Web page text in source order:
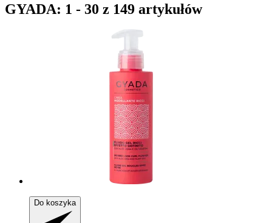
GYADA: 1 - 30 z 149 artykułów
Do koszyka